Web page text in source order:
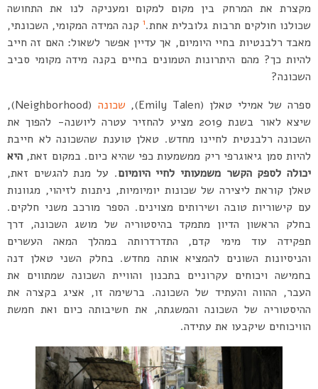
מקצרת את המרחק בין מקום למקום ומעניקה לנו את התחושה
שכולנו חולקים תרבות גלובלית אחת.1 קנה המידה המקומי, השכונתי,
מאבד רלבנטיות בחיי היומיום, אך עדיין אפשר לשאול: האם זה חייב
להיות כך? מהם היתרונות הטמונים בחיים בקנה מידה מקומי סביב
השכונה?
ספרה של אמילי טאלן (Emily Talen),
שכונה
(Neighborhood),
שיצא לאור בשנת 2019 מציע להחזיר עטרה ליושנה- להפוך את
השכונה רלבנטית לחיינו מחדש. טאלן טוענת שהשכונה לא חייבת
להיות סמן גיאוגרפי ריק ממשמעות כפי שהיא כיום. במקום זאת, היא
יכולה לספק הקשר משמעותי לחיי היומיום. על מנת להגשים זאת,
טאלן קוראת ליצירה של שכונות יומיומיות, ניתנות לזיהוי, מגוונות
עם קישוריות טובה ושירותים מצוינים. הספר מורכב משני חלקים.
בחלק הראשון הדיון מתמקד בהיסטוריה של מושג השכונה, דרך
תפקידה עוד מימי קדם, התדרדרותה במהלך המאה העשרים
והניסיונות השונים להמציא אותה מחדש. בחלק השני טאלן דנה
בחמישה ויכוחים עקרוניים בתכנון והוויית השכונה שמתווים את
העבר, ההווה והעתיד של השכונה. ברשימה זו, אציג בקצרה את
ההיסטוריה של השכונה והמשגתה, את חשיבותה כיום ואת חמשת
הוויכוחים שיקבעו את עתידה.